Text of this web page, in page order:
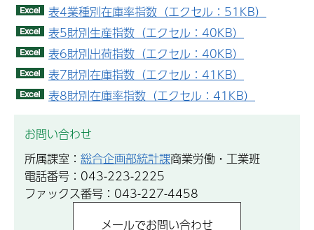
表4業種別在庫率指数（エクセル：51KB）
表5財別生産指数（エクセル：40KB）
表6財別出荷指数（エクセル：40KB）
表7財別在庫指数（エクセル：41KB）
表8財別在庫率指数（エクセル：41KB）
お問い合わせ
所属課室： 総合企画部統計課商業労働・工業班
電話番号：043-223-2225
ファックス番号：043-227-4458